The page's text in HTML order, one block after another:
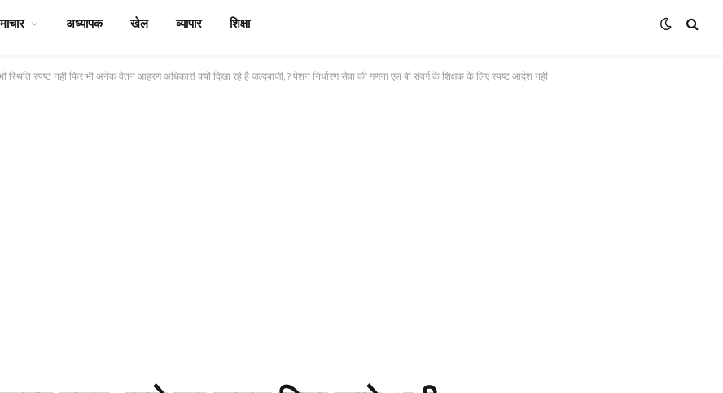
अध्यापक खेल व्यापार शिक्षा
स्पष्ट नही फिर भी अनेक वेतन आहरण अधिकारी क्यों दिखा रहे है जल्दबाजी,? पेंशन निर्धारण सेवा की गणना एल बी संवर्ग के शिक्षक के लिए स्पष्ट आदेश नही